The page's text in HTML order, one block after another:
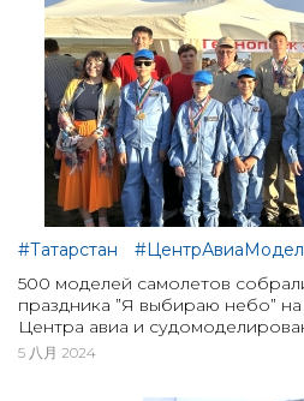
#Татарстан
500 моделей самолетов
праздника ”Я выбираю небо” на
Центра авиа и
5 八月 2024